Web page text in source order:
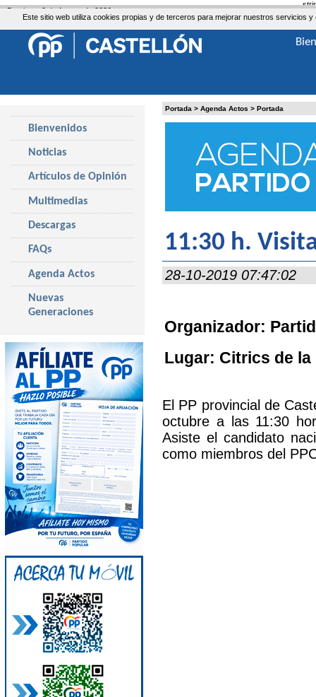
Este sitio web utiliza cookies propias y de terceros para mejorar nuestros servicios
Portada > Agenda Actos > Portada
11:30 h.
28-10-2019 07:47:02
Organizador:
Lugar: Citrics de la
El PP provincial de
octubre a las 11:30
Asiste el candidato
como miembros del
Bienvenidos
Noticias
Artículos de Opinión
Multimedias
Descargas
FAQs
Agenda Actos
Nuevas
Generaciones
Domingo, 9 de Agosto de 2026